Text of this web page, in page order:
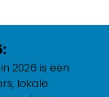
2026 is een
lokale